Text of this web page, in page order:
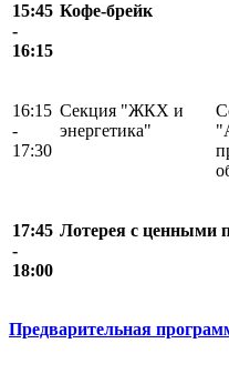
15:45
-
16:15
Кофе-брейк
16:15
-
17:30
Секция "ЖКХ и
энергетика"
17:45
-
18:00
Лотерея с ценными
Предварительная